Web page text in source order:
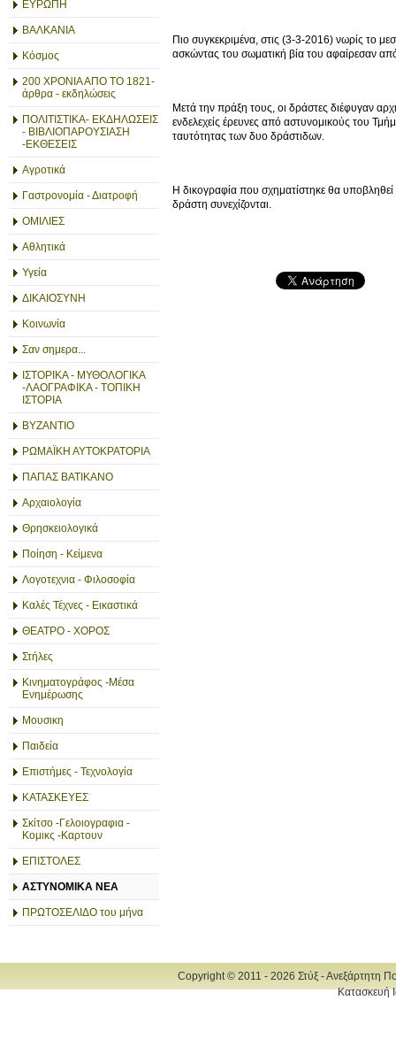
ΕΥΡΩΠΗ
ΒΑΛΚΑΝΙΑ
Κόσμος
200 ΧΡΟΝΙΑ ΑΠΟ ΤΟ 1821-
άρθρα - εκδηλώσεις
ΠΟΛΙΤΙΣΤΙΚΑ- ΕΚΔΗΛΩΣΕΙΣ
- ΒΙΒΛΙΟΠΑΡΟΥΣΙΑΣΗ
-ΕΚΘΕΣΕΙΣ
Αγροτικά
Γαστρονομία - Διατροφή
ΟΜΙΛΙΕΣ
Αθλητικά
Υγεία
ΔΙΚΑΙΟΣΥΝΗ
Κοινωνία
Σαν σημερα...
ΙΣΤΟΡΙΚΑ - ΜΥΘΟΛΟΓΙΚΑ
-ΛΑΟΓΡΑΦΙΚΑ - ΤΟΠΙΚΗ
ΙΣΤΟΡΙΑ
ΒΥΖΑΝΤΙΟ
ΡΩΜΑΪΚΗ ΑΥΤΟΚΡΑΤΟΡΙΑ
ΠΑΠΑΣ ΒΑΤΙΚΑΝΟ
Αρχαιολογία
Θρησκειολογικά
Ποίηση - Κείμενα
Λογοτεχνια - Φιλοσοφία
Καλές Τέχνες - Εικαστικά
ΘΕΑΤΡΟ - ΧΟΡΟΣ
Στήλες
Κινηματογράφος -Μέσα
Ενημέρωσης
Μουσικη
Παιδεία
Επιστήμες - Τεχνολογία
ΚΑΤΑΣΚΕΥΕΣ
Σκίτσο -Γελοιογραφια -
Κομικς -Καρτουν
ΕΠΙΣΤΟΛΕΣ
ΑΣΤΥΝΟΜΙΚΑ ΝΕΑ
ΠΡΩΤΟΣΕΛΙΔΟ του μήνα
Πιο συγκεκριμένα, στις (3-3-2016) νωρίς το
ασκώντας του σωματική βία του αφαίρεσαν
Μετά την πράξη τους, οι δράστες διέφυγαν
ενδελεχείς έρευνες από αστυνομικούς του
ταυτότητας των δυο δράστιδων.
Η δικογραφία που σχηματίστηκε θα υποβληθεί
δράστη συνεχίζονται.
Copyright © 2011 - 2026 Στύξ - Ανεξάρτητη
Κατασκευή